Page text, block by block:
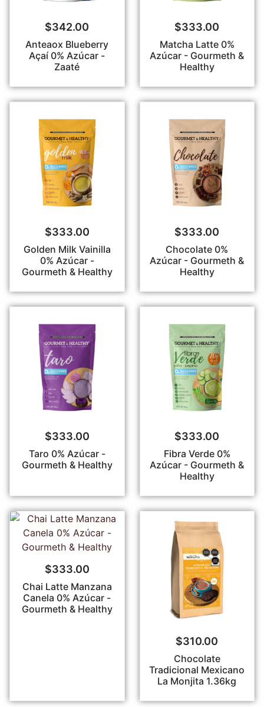
$342.00
Anteaox Blueberry
Açaí 0% Azúcar -
Zaaté
$333.00
Matcha Latte 0%
Azúcar - Gourmeth &
Healthy
$333.00
Golden Milk Vainilla
0% Azúcar -
Gourmeth & Healthy
$333.00
Chocolate 0%
Azúcar - Gourmeth &
Healthy
$333.00
Taro 0% Azúcar -
Gourmeth & Healthy
$333.00
Fibra Verde 0%
Azúcar - Gourmeth &
Healthy
$333.00
Chai Latte Manzana
Canela 0% Azúcar -
Gourmeth & Healthy
$310.00
Chocolate
Tradicional Mexicano
La Monjita 1.36kg